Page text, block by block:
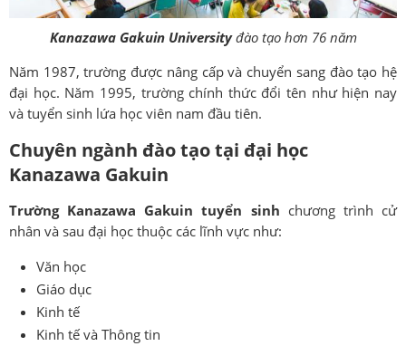
Kanazawa Gakuin Universityđào tạo hơn 76 năm
Năm 1987, trường được nâng cấp và chuyển sang đào tạo hệ
đại học. Năm 1995, trường chính thức đổi tên như hiện nay
và tuyển sinh lứa học viên nam đầu tiên.
Chuyên ngành đào tạo tại đại học
Kanazawa Gakuin
Trường Kanazawa Gakuin tuyển sinh chương trình cử
nhân và sau đại học thuộc các lĩnh vực như:
Văn học
Giáo dục
Kinh tế
Kinh tế và Thông tin